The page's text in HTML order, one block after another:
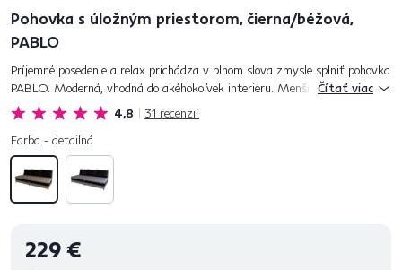
Pohovka s úložným priestorom, čierna/béžová,
PABLO
4,8 31 recenzií
Príjemné posedenie a relax prichádza v plnom slova zmysle splniť pohovka
PABLO. Moderná, vhodná do akéhokoľvek interiéru. Menšia obývačka,
spálňa, či detská alebo študentská izba. Kdekoľvek ju p...
Čítať viac
Farba - detailná
229 €